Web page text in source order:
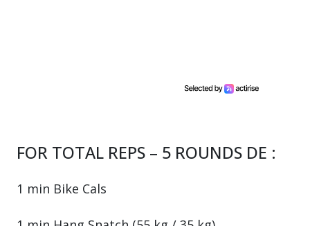
FOR TOTAL REPS – 5 ROUNDS DE :
1 min Bike Cals